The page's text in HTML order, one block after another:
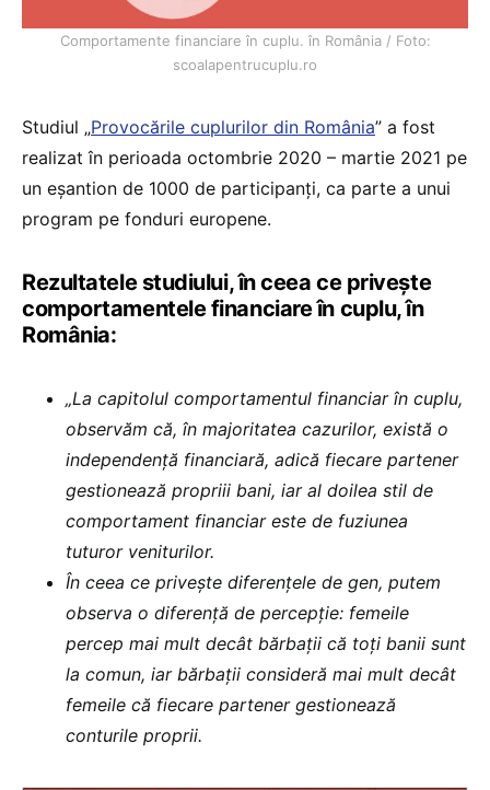
Comportamente financiare în cuplu. în România / Foto:
scoalapentrucuplu.ro
Studiul „Provocările cuplurilor din România” a fost
realizat în perioada octombrie 2020 – martie 2021 pe
un eșantion de 1000 de participanți, ca parte a unui
program pe fonduri europene.
Rezultatele studiului, în ceea ce privește
comportamentele financiare în cuplu, în
România:
„La capitolul comportamentul financiar în cuplu,
observăm că, în majoritatea cazurilor, există o
independență financiară, adică fiecare partener
gestionează propriii bani, iar al doilea stil de
comportament financiar este de fuziunea
tuturor veniturilor.
În ceea ce privește diferențele de gen, putem
observa o diferență de percepție: femeile
percep mai mult decât bărbații că toți banii sunt
la comun, iar bărbații consideră mai mult decât
femeile că fiecare partener gestionează
conturile proprii.